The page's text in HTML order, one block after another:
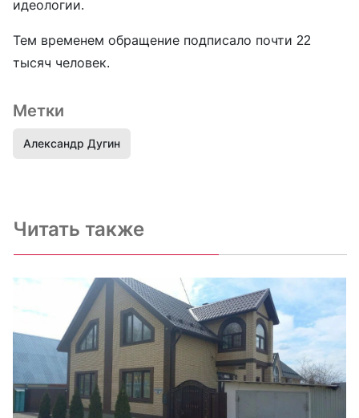
идеологии.
Тем временем обращение подписало почти 22
тысяч человек.
Метки
Александр Дугин
Читать также